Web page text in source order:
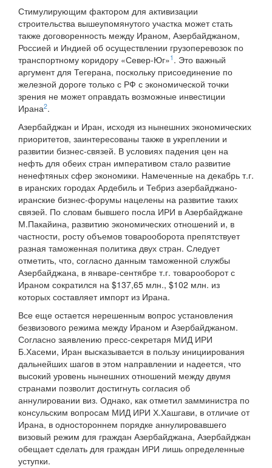
Стимулирующим фактором для активизации
строительства вышеупомянутого участка может стать
также договоренность между Ираном, Азербайджаном,
Россией и Индией об осуществлении грузоперевозок по
транспортному коридору «Север-Юг»1 . Это важный
аргумент для Тегерана, поскольку присоединение по
железной дороге только с РФ с экономической точки
зрения не может оправдать возможные инвестиции
Ирана2.
Азербайджан и Иран, исходя из нынешних экономических
приоритетов, заинтересованы также в укреплении и
развитии бизнес-связей. В условиях падения цен на
нефть для обеих стран императивом стало развитие
ненефтяных сфер экономики. Намеченные на декабрь т.г.
в иранских городах Ардебиль и Тебриз азербайджано-
иранские бизнес-форумы нацелены на развитие таких
связей. По словам бывшего посла ИРИ в Азербайджане
М.Пакайина, развитию экономических отношений и, в
частности, росту объемов товарооборота препятствует
разная таможенная политика двух стран. Следует
отметить, что, согласно данным таможенной службы
Азербайджана, в январе-сентябре т.г. товарооборот с
Ираном сократился на $137,65 млн., $102 млн. из
которых составляет импорт из Ирана.
Все еще остается нерешенным вопрос установления
безвизового режима между Ираном и Азербайджаном.
Согласно заявлению пресс-секретаря МИД ИРИ
Б.Хасеми, Иран высказывается в пользу инициирования
дальнейших шагов в этом направлении и надеется, что
высокий уровень нынешних отношений между двумя
странами позволит достигнуть согласия об
аннулировании виз. Однако, как отметил замминистра по
консульским вопросам МИД ИРИ Х.Хашгави, в отличие от
Ирана, в одностороннем порядке аннулировавшего
визовый режим для граждан Азербайджана, Азербайджан
обещает сделать для граждан ИРИ лишь определенные
уступки.